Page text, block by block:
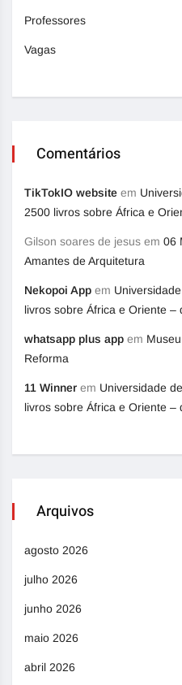
Professores
Vagas
Comentários
TikTokIO website em
2500 livros sobre África e
Gilson soares de jesus em 06
Amantes de Arquitetura
Nekopoi App em
livros sobre África e Oriente –
whatsapp plus app em
Reforma
11 Winner em Universidade
livros sobre África e Oriente –
Arquivos
agosto 2026
julho 2026
junho 2026
maio 2026
abril 2026